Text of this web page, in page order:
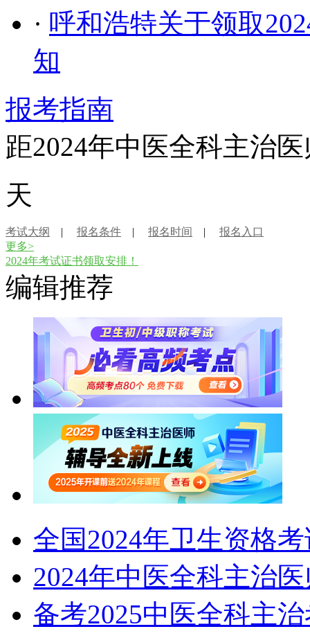
· 呼和浩特关于领取
知
报考指南
距2024年中医全科主治
天
考试大纲 | 报名条件 | 报名时间 | 报名入口
更多>
2024年考试证书领取安排！
编辑推荐
全国2024年卫生资格
2024年中医全科主治
备考2025中医全科主